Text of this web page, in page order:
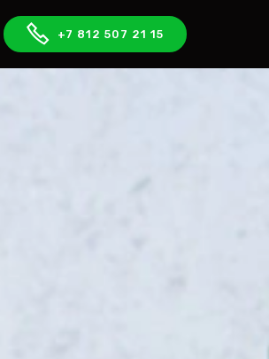
+7 812 507 21 15